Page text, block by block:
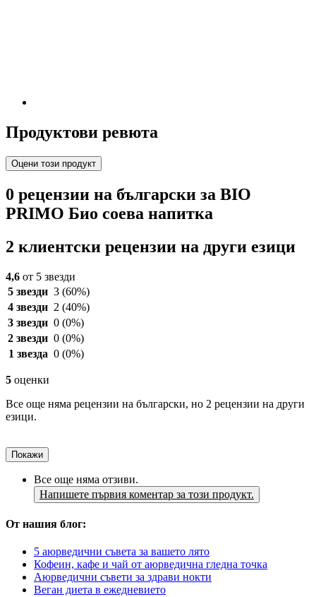
Продуктови ревюта
Оцени този продукт
0 рецензии на български за BIO
PRIMO Био соева напитка
2 клиентски рецензии на други езици
4,6 от 5 звезди
5 звезди 3 (60%)
4 звезди 2 (40%)
3 звезди 0 (0%)
2 звезди 0 (0%)
1 звезда 0 (0%)
5 оценки
Все още няма рецензии на български, но 2 рецензии на други
езици.
Покажи
Все още няма отзиви.
Напишете първия коментар за този продукт.
От нашия блог:
5 аюрведични съвета за вашето лято
Кофеин, кафе и чай от аюрведична гледна точка
Аюрведични съвети за здрави нокти
Веган диета в ежедневието